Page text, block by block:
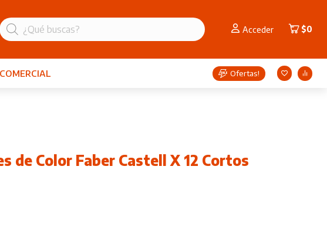
Búsqueda
de
productos
Acceder $0
Ofertas!
de Color Faber Castell X 12 Cortos